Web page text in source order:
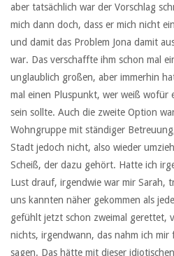
aber tatsächlich war der Vorschlag
mich dann doch, dass er mich nicht
und damit das Problem Jona damit
war. Das verschaffte ihm schon mal
unglaublich großen, aber immerhin
mal einen Pluspunkt, wer weiß wofür
sein sollte. Auch die zweite Option
Wohngruppe mit ständiger
Stadt jedoch nicht, also wieder
Scheiß, der dazu gehört. Hatte ich
Lust drauf, irgendwie war mir Sarah,
uns kannten näher gekommen als
gefühlt jetzt schon zweimal gerettet,
nichts, irgendwann, das nahm ich
sagen. Das hätte mit dieser